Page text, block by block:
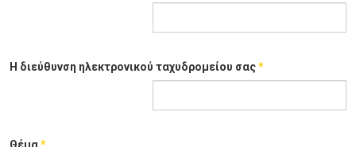
Η διεύθυνση ηλεκτρονικού ταχυδρομείου σας*